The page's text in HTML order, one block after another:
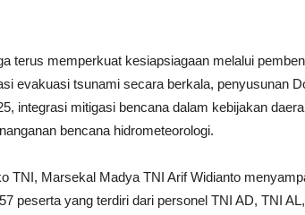
terus memperkuat kesiapsiagaan melalui
evakuasi tsunami secara berkala, penyusunan
integrasi mitigasi bencana dalam kebijakan
bencana hidrometeorologi.
TNI, Marsekal Madya TNI Arif Widianto
peserta yang terdiri dari personel TNI AD, TNI